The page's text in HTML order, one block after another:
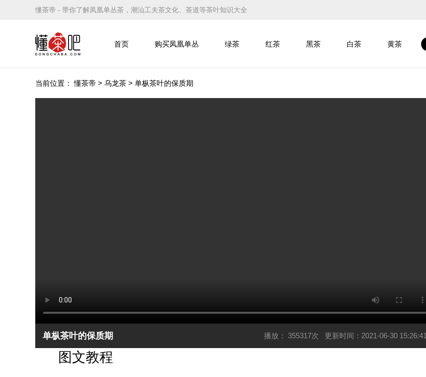
懂茶帝 - 带你了解凤凰单丛茶，潮汕工夫茶文化、茶道等茶叶知识大全
首页 购买凤凰单丛 绿茶 红茶 黑茶 白茶 黄茶
当前位置：懂茶帝 > 乌龙茶 > 单枞茶叶的保质期
单枞茶叶的保质期 播放： 355317次 更新时间：2021-06-30 15:26:41
图文教程